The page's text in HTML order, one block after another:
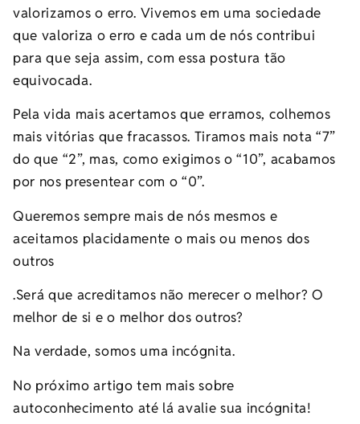
valorizamos o erro. Vivemos em uma sociedade
que valoriza o erro e cada um de nós contribui
para que seja assim, com essa postura tão
equivocada.
Pela vida mais acertamos que erramos, colhemos
mais vitórias que fracassos. Tiramos mais nota “7”
do que “2”, mas, como exigimos o “10”, acabamos
por nos presentear com o “0”.
Queremos sempre mais de nós mesmos e
aceitamos placidamente o mais ou menos dos
outros
.Será que acreditamos não merecer o melhor? O
melhor de si e o melhor dos outros?
Na verdade, somos uma incógnita.
No próximo artigo tem mais sobre
autoconhecimento até lá avalie sua incógnita!